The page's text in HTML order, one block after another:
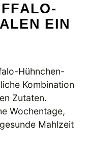
EIN
Hühnchen-
Kombination
Zutaten.
Wochentage,
Mahlzeit